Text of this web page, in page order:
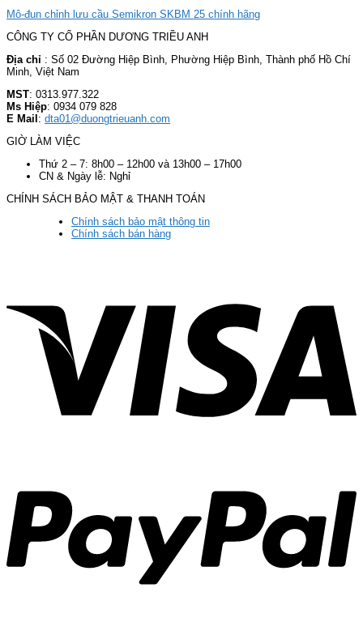
Mô-đun chỉnh lưu cầu Semikron SKBM 25 chính hãng
CÔNG TY CỔ PHẦN DƯƠNG TRIỀU ANH
Địa chỉ : Số 02 Đường Hiệp Bình, Phường Hiệp Bình, Thành phố Hồ Chí
Minh, Việt Nam
MST: 0313.977.322
Ms Hiệp: 0934 079 828
E Mail : dta01@duongtrieuanh.com
GIỜ LÀM VIỆC
Thứ 2 – 7: 8h00 – 12h00 và 13h00 – 17h00
CN & Ngày lễ: Nghỉ
CHÍNH SÁCH BẢO MẬT & THANH TOÁN
Chính sách bảo mật thông tin
Chính sách bán hàng